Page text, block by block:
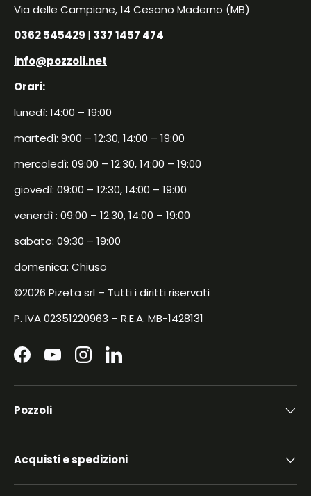
Via delle Campiane, 14 Cesano Maderno (MB)
0362 545429 | 337 1457 474
info@pozzoli.net
Orari:
lunedì: 14:00 – 19:00
martedì: 9:00 – 12:30, 14:00 – 19:00
mercoledì: 09:00 – 12:30, 14:00 – 19:00
giovedì: 09:00 – 12:30, 14:00 – 19:00
venerdì : 09:00 – 12:30, 14:00 – 19:00
sabato: 09:30 – 19:00
domenica: Chiuso
©2026 Pizeta srl – Tutti i diritti riservati
P. IVA 02351220963 – R.E.A. MB-1428131
FacebookYouTubeInstagramLinkedIn
Pozzoli
Acquisti e spedizioni